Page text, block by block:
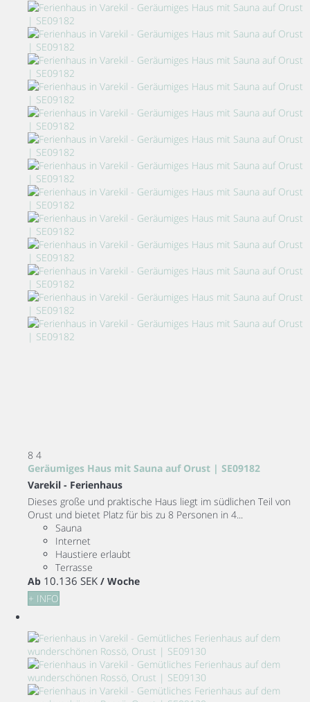
8 4
Geräumiges Haus mit Sauna auf Orust | SE09182
Varekil - Ferienhaus
Dieses große und praktische Haus liegt im südlichen Teil von
Orust und bietet Platz für bis zu 8 Personen in 4...
Sauna
Internet
Haustiere erlaubt
Terrasse
Ab 10.136 SEK / Woche
+ INFO